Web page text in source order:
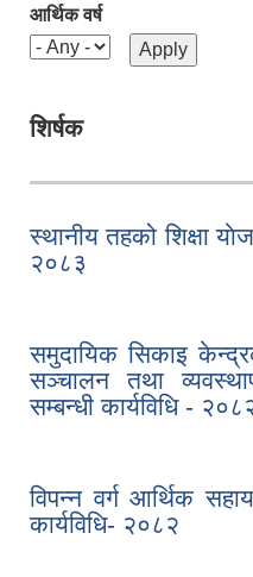
आर्थिक वर्ष
शिर्षक
स्थानीय तहको शिक्षा
२०८३
समुदायिक सिकाइ
सञ्‍चालन तथा
सम्बन्धी कार्यविधि -
विपन्‍न वर्ग आर्थिक
कार्यविधि- २०८२